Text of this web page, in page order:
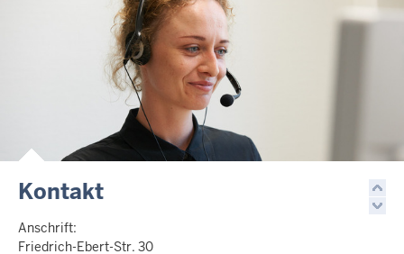
Kontakt
Anschrift:
Friedrich-Ebert-Str. 30